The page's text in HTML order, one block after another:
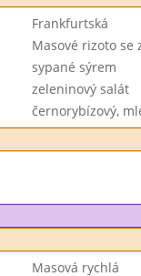
Frankfurtská
Masové rizoto se
sypané sýrem
zeleninový salát
černorybízový,
Masová rychlá